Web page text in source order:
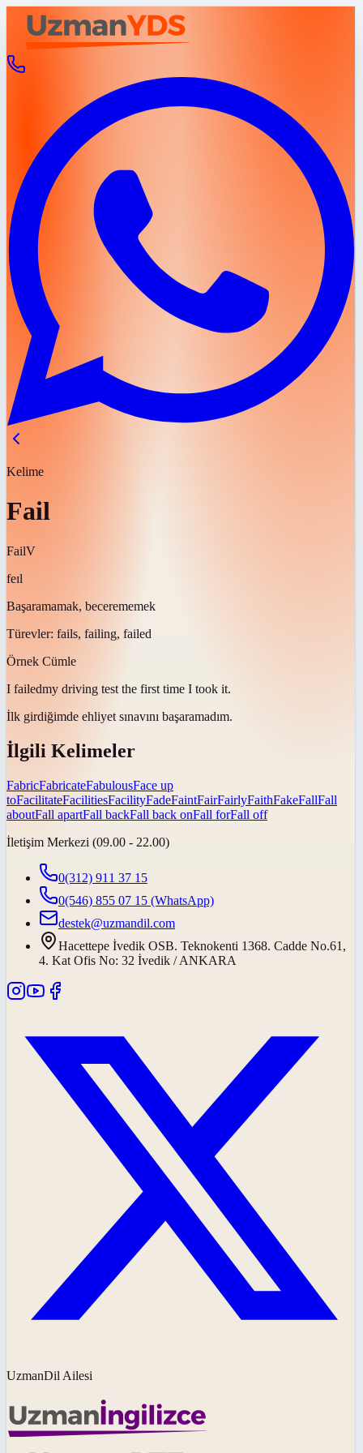
Kelime
Fail
FailV
feɪl
Başaramamak, becerememek
Türevler: fails, failing, failed
Örnek Cümle
I failedmy driving test the first time I took it.
İlk girdiğimde ehliyet sınavını başaramadım.
İlgili Kelimeler
FabricFabricateFabulousFace up
toFacilitateFacilitiesFacilityFadeFaintFairFairlyFaithFakeFallFall
aboutFall apartFall backFall back onFall forFall off
İletişim Merkezi (09.00 - 22.00)
0(312) 911 37 15
0(546) 855 07 15 (WhatsApp)
destek@uzmandil.com
Hacettepe İvedik OSB. Teknokenti 1368. Cadde No.61,
4. Kat Ofis No: 32 İvedik / ANKARA
UzmanDil Ailesi